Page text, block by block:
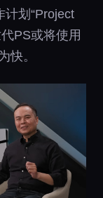
计划“Project
PS或将使用
快。